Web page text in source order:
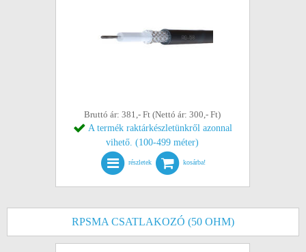
Bruttó ár: 381,- Ft (Nettó ár: 300,- Ft)
A termék raktárkészletünkről azonnal
vihető. (100-499 méter)
részletek kosárba!
RPSMA CSATLAKOZÓ (50 OHM)